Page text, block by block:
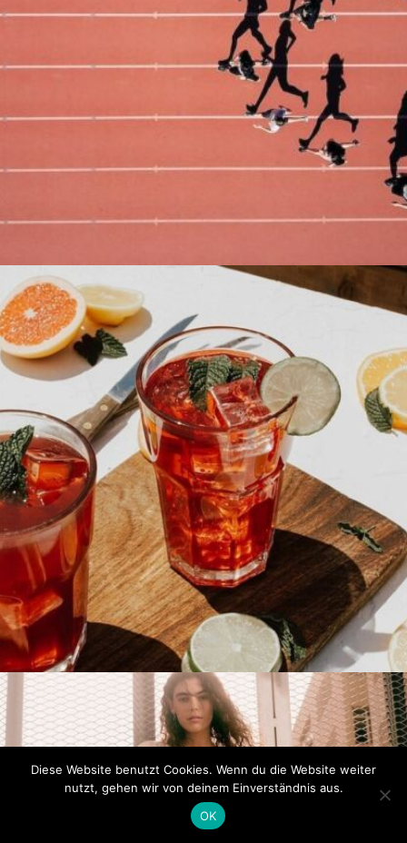
Diese Website benutzt Cookies. Wenn du die Website weiter
nutzt, gehen wir von deinem Einverständnis aus.
OK